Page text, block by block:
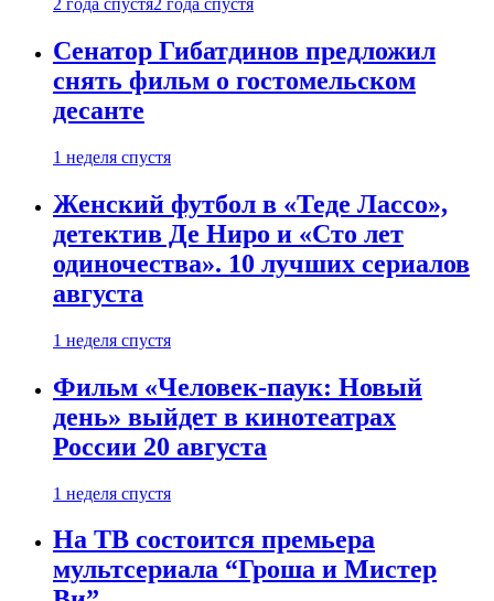
2 года спустя2 года спустя
Сенатор Гибатдинов предложил
снять фильм о гостомельском
десанте
1 неделя спустя
Женский футбол в «Теде Лассо»,
детектив Де Ниро и «Сто лет
одиночества». 10 лучших сериалов
августа
1 неделя спустя
Фильм «Человек-паук: Новый
день» выйдет в кинотеатрах
России 20 августа
1 неделя спустя
На ТВ состоится премьера
мультсериала “Гроша и Мистер